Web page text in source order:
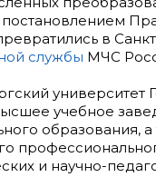
постановлением
в
службы МЧС
учебное
образования,
и научно-